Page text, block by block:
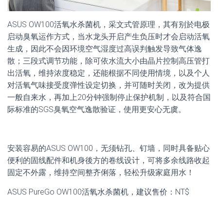
ASUS OW100活氧水杀菌机，采文式管原理，其有别於电极
启动臭氧运作方式，当水龙头开启产生负压时才会启动活氧
生成，因此不会因环境空气湿度过高误判触发导致气体逸
散；三段式调节功能，除可依水流大小由晶片控制高压管打
出活氧，维持浓度稳定，还能根据不同使用情境，以及个人
对活氧气味接受度弹性设定切换，并可随时关闭，改为提供
一般自来水，再加上20分钟强制停止保护机制，以及符合国
际标准的SGS臭氧空气逸散验证，使用更安心无虞。
安装容易的ASUS OW100，无须钻孔、钉墙，同时具备贴心
便利的固线配件和机身後方的卷线设计，可将多余线路收起
固定不外露，维持空间整齐俐落，轻松升级家庭用水！
ASUS PureGo OW100活氧水杀菌机，建议售价：NT$